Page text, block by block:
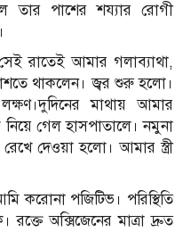
তার পাশের শয্যার রোগী
সেই রাতেই আমার গলাব্যাথা,
থাকলেন। জ্বর শুরু হলো।
মাথায় আমার
গেল হাসপাতালে। নমুনা
দেওয়া হলো। আমার স্ত্রী
করোনা পজিটিভ। পরিস্থিতি
অক্সিজেনের মাত্রা দ্রুত